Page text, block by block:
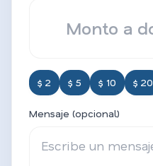
$ 2 $ 5 $ 10 $ 20
Mensaje (opcional)